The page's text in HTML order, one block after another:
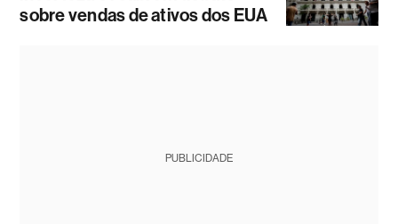
sobre vendas de ativos dos EUA
PUBLICIDADE